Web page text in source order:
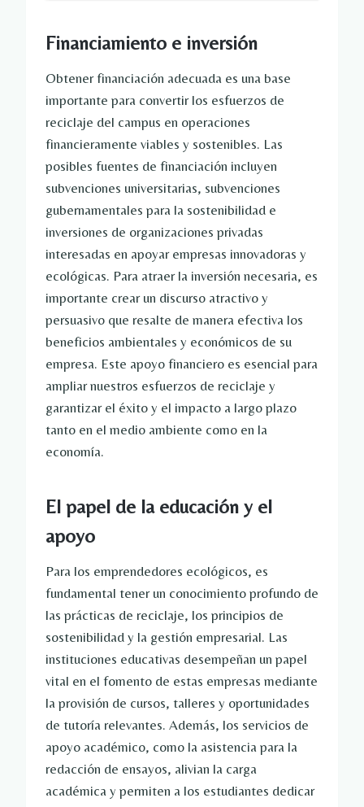
Financiamiento e inversión
Obtener financiación adecuada es una base
importante para convertir los esfuerzos de
reciclaje del campus en operaciones
financieramente viables y sostenibles. Las
posibles fuentes de financiación incluyen
subvenciones universitarias, subvenciones
gubernamentales para la sostenibilidad e
inversiones de organizaciones privadas
interesadas en apoyar empresas innovadoras y
ecológicas. Para atraer la inversión necesaria, es
importante crear un discurso atractivo y
persuasivo que resalte de manera efectiva los
beneficios ambientales y económicos de su
empresa. Este apoyo financiero es esencial para
ampliar nuestros esfuerzos de reciclaje y
garantizar el éxito y el impacto a largo plazo
tanto en el medio ambiente como en la
economía.
El papel de la educación y el
apoyo
Para los emprendedores ecológicos, es
fundamental tener un conocimiento profundo de
las prácticas de reciclaje, los principios de
sostenibilidad y la gestión empresarial. Las
instituciones educativas desempeñan un papel
vital en el fomento de estas empresas mediante
la provisión de cursos, talleres y oportunidades
de tutoría relevantes. Además, los servicios de
apoyo académico, como la asistencia para la
redacción de ensayos, alivian la carga
académica y permiten a los estudiantes dedicar